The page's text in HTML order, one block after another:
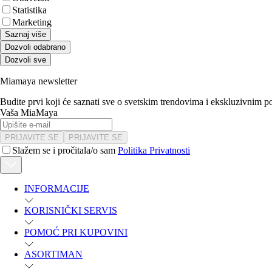
Statistika
Marketing
Saznaj više
Dozvoli odabrano
Dozvoli sve
Miamaya newsletter
Budite prvi koji će saznati sve o svetskim trendovima i ekskluzivnim
Vaša MiaMaya
PRIJAVITE SE PRIJAVITE SE
Slažem se i pročitala/o sam Politika Privatnosti
INFORMACIJE
KORISNIČKI SERVIS
POMOĆ PRI KUPOVINI
ASORTIMAN